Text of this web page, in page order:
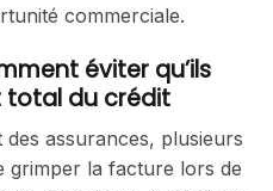
commerciale.
éviter qu’ils
total du crédit
des assurances, plusieurs
grimper la facture lors de